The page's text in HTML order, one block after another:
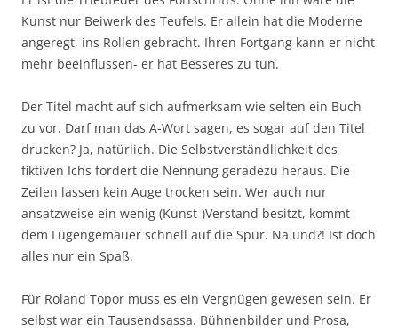
Kunst nur Beiwerk des Teufels. Er allein hat die Moderne
angeregt, ins Rollen gebracht. Ihren Fortgang kann er nicht
mehr beeinflussen- er hat Besseres zu tun.
Der Titel macht auf sich aufmerksam wie selten ein Buch
zu vor. Darf man das A-Wort sagen, es sogar auf den Titel
drucken? Ja, natürlich. Die Selbstverständlichkeit des
fiktiven Ichs fordert die Nennung geradezu heraus. Die
Zeilen lassen kein Auge trocken sein. Wer auch nur
ansatzweise ein wenig (Kunst-)Verstand besitzt, kommt
dem Lügengemäuer schnell auf die Spur. Na und?! Ist doch
alles nur ein Spaß.
Für Roland Topor muss es ein Vergnügen gewesen sein. Er
selbst war ein Tausendsassa. Bühnenbilder und Prosa,